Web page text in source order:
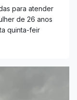
para atender
de 26 anos
quinta-feir